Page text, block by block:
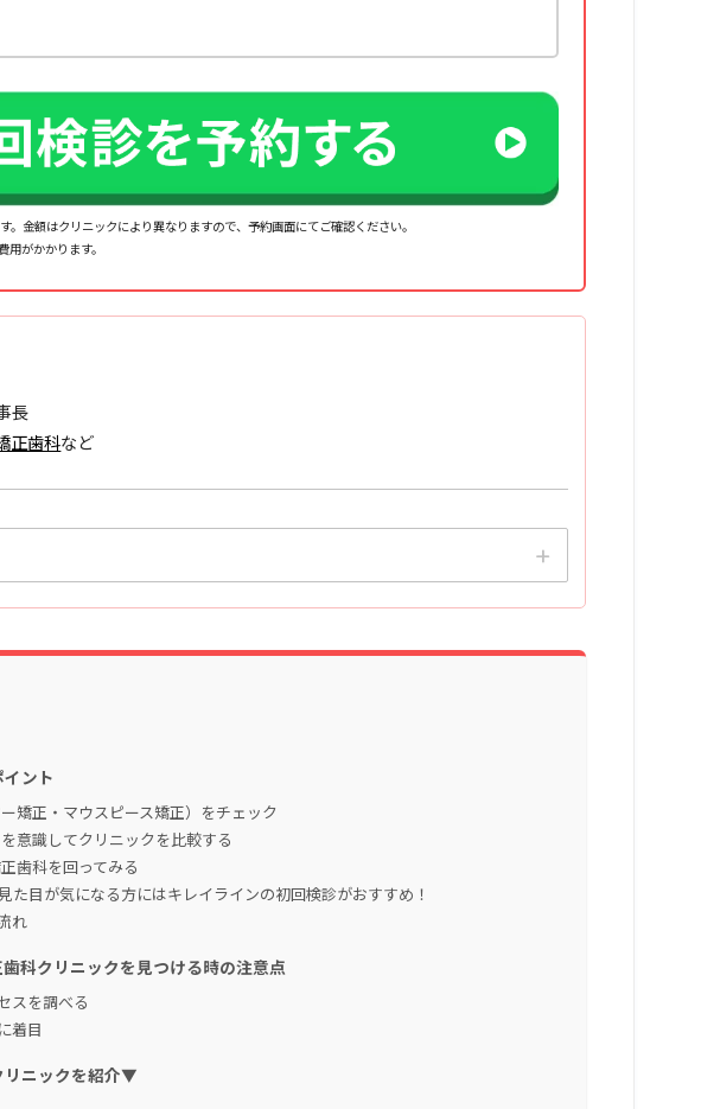
金額はクリニックにより異なりますので、予約画面にてご確認ください。
がかかります。
長
正歯科など
ント
矯正・マウスピース矯正）をチェック
意識してクリニックを比較する
歯科を回ってみる
た目が気になる方にはキレイラインの初回検診がおすすめ！
れ
科クリニックを見つける時の注意点
スを調べる
着目
ニックを紹介▼